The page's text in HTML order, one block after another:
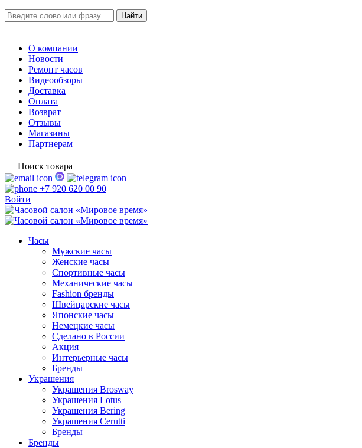
О компании
Новости
Ремонт часов
Видеообзоры
Доставка
Оплата
Возврат
Отзывы
Магазины
Партнерам
Поиск товара
+7 920 620 00 90
Войти
Часы
Мужские часы
Женские часы
Спортивные часы
Механические часы
Fashion бренды
Швейцарские часы
Японские часы
Немецкие часы
Сделано в России
Акция
Интерьерные часы
Бренды
Украшения
Украшения Brosway
Украшения Lotus
Украшения Bering
Украшения Cerutti
Бренды
Бренды